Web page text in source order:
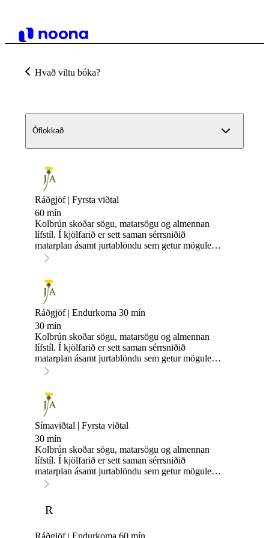
Hvað viltu bóka?
Óflokkað
Ráðgjöf | Fyrsta viðtal
60 mín
Kolbrún skoðar sögu, matarsögu og almennan
lífstíl. Í kjölfarið er sett saman sérrsniðið
matarplan ásamt jurtablöndu sem getur mögulega
eflt almenna heilsu og vellíðan. Ráðgjöfin fer
Ráðgjöf | Endurkoma 30 mín
30 mín
Kolbrún skoðar sögu, matarsögu og almennan
lífstíl. Í kjölfarið er sett saman sérrsniðið
matarplan ásamt jurtablöndu sem getur mögulega
eflt almenna heilsu og vellíðan. Ráðgjöfin fer
Símaviðtal | Fyrsta viðtal
30 mín
Kolbrún skoðar sögu, matarsögu og almennan
lífstíl. Í kjölfarið er sett saman sérrsniðið
matarplan ásamt jurtablöndu sem getur mögulega
eflt almenna heilsu og vellíðan.
R